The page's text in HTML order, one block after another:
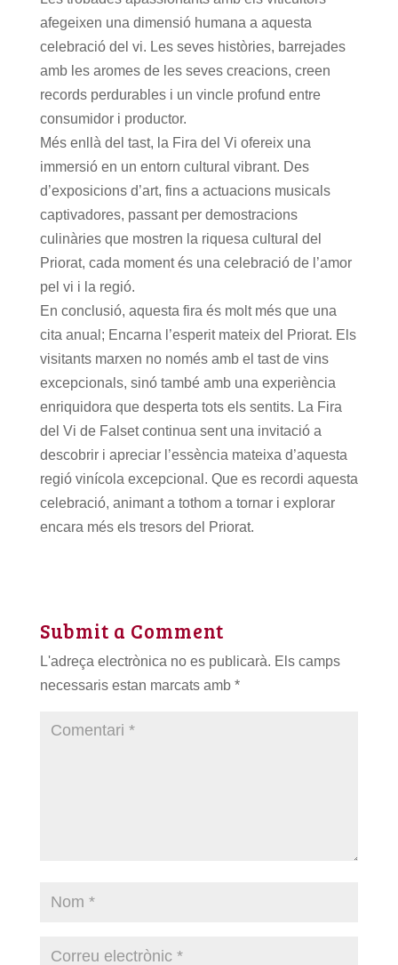
afegeixen una dimensió humana a aquesta
celebració del vi. Les seves històries, barrejades
amb les aromes de les seves creacions, creen
records perdurables i un vincle profund entre
consumidor i productor.
Més enllà del tast, la Fira del Vi ofereix una
immersió en un entorn cultural vibrant. Des
d’exposicions d’art, fins a actuacions musicals
captivadores, passant per demostracions
culinàries que mostren la riquesa cultural del
Priorat, cada moment és una celebració de l’amor
pel vi i la regió.
En conclusió, aquesta fira és molt més que una
cita anual; Encarna l’esperit mateix del Priorat. Els
visitants marxen no només amb el tast de vins
excepcionals, sinó també amb una experiència
enriquidora que desperta tots els sentits. La Fira
del Vi de Falset continua sent una invitació a
descobrir i apreciar l’essència mateixa d’aquesta
regió vinícola excepcional. Que es recordi aquesta
celebració, animant a tothom a tornar i explorar
encara més els tresors del Priorat.
Submit a Comment
L'adreça electrònica no es publicarà. Els camps
necessaris estan marcats amb *